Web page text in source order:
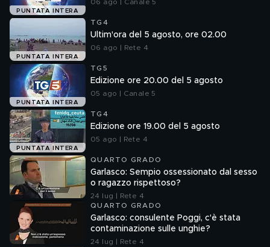
PUNTATA INTERA
06 ago | Canale 5
PUNTATA INTERA
TG4
Ultim'ora del 5 agosto, ore 02.00
06 ago | Rete 4
PUNTATA INTERA
TG5
Edizione ore 20.00 del 5 agosto
05 ago | Canale 5
PUNTATA INTERA
TG4
Edizione ore 19.00 del 5 agosto
05 ago | Rete 4
QUARTO GRADO
Garlasco: Sempio ossessionato dal sesso
o ragazzo rispettoso?
24 lug | Rete 4
QUARTO GRADO
Garlasco: consulente Poggi, c'è stata
contaminazione sulle unghie?
24 lug | Rete 4